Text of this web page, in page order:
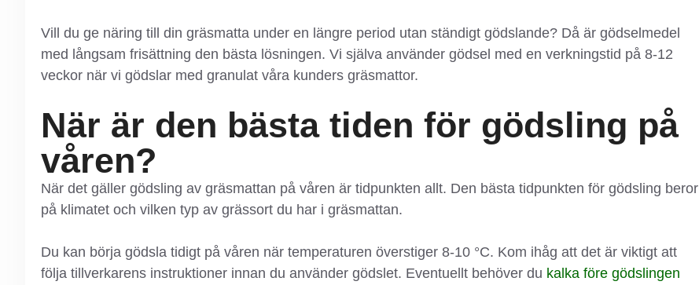
Vill du ge näring till din gräsmatta under en längre period utan ständigt gödslande? Då är gödselmedel
med långsam frisättning den bästa lösningen. Vi själva använder gödsel med en verkningstid på 8-12
veckor när vi gödslar med granulat våra kunders gräsmattor.
När är den bästa tiden för gödsling på
våren?
När det gäller gödsling av gräsmattan på våren är tidpunkten allt. Den bästa tidpunkten för gödsling beror
på klimatet och vilken typ av grässort du har i gräsmattan.
Du kan börja gödsla tidigt på våren när temperaturen överstiger 8-10 °C. Kom ihåg att det är viktigt att
följa tillverkarens instruktioner innan du använder gödslet. Eventuellt behöver du kalka före gödslingen